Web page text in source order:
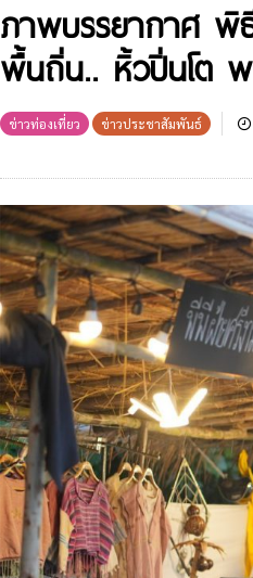
ภาพบรรยากาศ พิ
พื้นถิ่น.. หิ้วปิ่นโต
ข่าวท่องเที่ยว ข่าวประชาสัมพันธ์